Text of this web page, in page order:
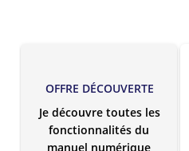
OFFRE DÉCOUVERTE
Je découvre toutes les
fonctionnalités du
manuel numérique